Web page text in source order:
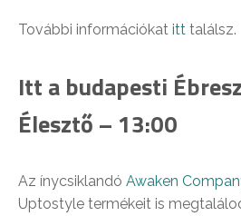
További információkat itt találsz.
Itt a budapesti
Élesztő – 13:00
Az ínycsiklandó Awaken
Uptostyle termékeit is